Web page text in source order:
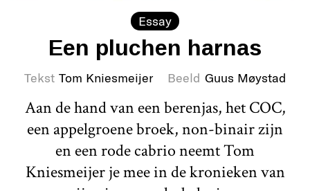
Essay
Een pluchen harnas
Tekst Tom Kniesmeijer Beeld Guus Møystad
Aan de hand van een berenjas, het COC,
een appelgroene broek, non-binair zijn
en een rode cabrio neemt Tom
Kniesmeijer je mee in de kronieken van